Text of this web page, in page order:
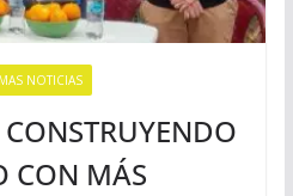
NOTICIAS
CONSTRUYENDO
CON MÁS